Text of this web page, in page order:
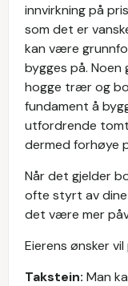
innvirkning på
som det er
kan være
bygges på. Noen
hogge trær og
fundament å
utfordrende
dermed forhøye
Når det gjelder
ofte styrt av dine
det være mer
Eierens ønsker
Takstein: Man